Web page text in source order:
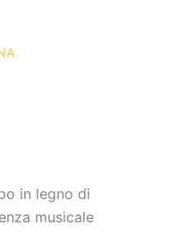
in legno di
musicale